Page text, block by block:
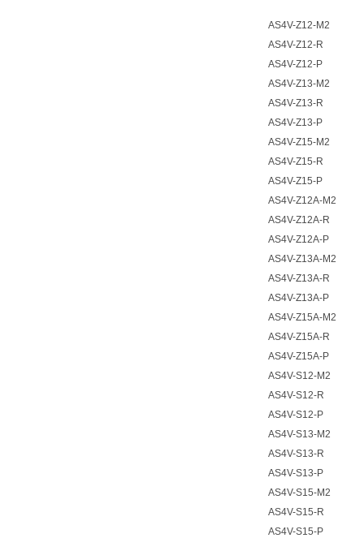
AS4V-Z12-M2
AS4V-Z12-R
AS4V-Z12-P
AS4V-Z13-M2
AS4V-Z13-R
AS4V-Z13-P
AS4V-Z15-M2
AS4V-Z15-R
AS4V-Z15-P
AS4V-Z12A-M2
AS4V-Z12A-R
AS4V-Z12A-P
AS4V-Z13A-M2
AS4V-Z13A-R
AS4V-Z13A-P
AS4V-Z15A-M2
AS4V-Z15A-R
AS4V-Z15A-P
AS4V-S12-M2
AS4V-S12-R
AS4V-S12-P
AS4V-S13-M2
AS4V-S13-R
AS4V-S13-P
AS4V-S15-M2
AS4V-S15-R
AS4V-S15-P